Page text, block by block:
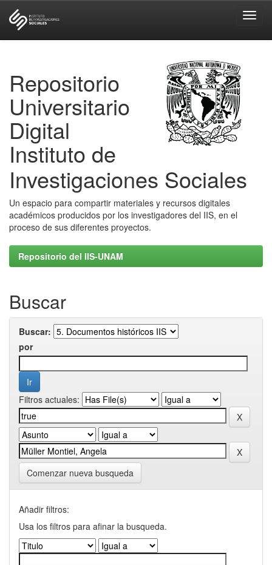
Repositorio
Universitario
Digital
Instituto de
Investigaciones Sociales
Un espacio para compartir materiales y recursos digitales
académicos producidos por los investigadores del IIS, en el
proceso de sus diferentes proyectos.
Repositorio del IIS-UNAM
Buscar
Buscar:
por
Filtros actuales:
Comenzar nueva busqueda
Añadir filtros:
Usa los filtros para afinar la busqueda.